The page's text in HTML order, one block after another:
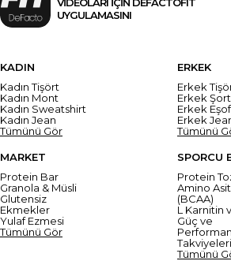
UYGULAMASINI
KADIN
Kadın Tişört
Kadın Mont
Kadın Sweatshirt
Kadın Jean
Tümünü Gör
ERKEK
Erkek
Erkek Şort
Erkek
Erkek
Tümünü
MARKET
Protein Bar
Granola & Müsli
Glutensiz
Ekmekler
Yulaf Ezmesi
Tümünü Gör
SPORCU
Protein
Amino Asit
(BCAA)
L Karnitin
Güç ve
Takviyeleri
Tümünü